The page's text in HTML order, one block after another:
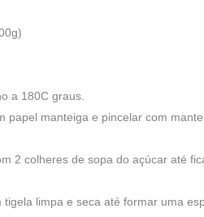
a 180C graus.
papel manteiga e pincelar com
2 colheres de sopa do açúcar até
tigela limpa e seca até formar uma